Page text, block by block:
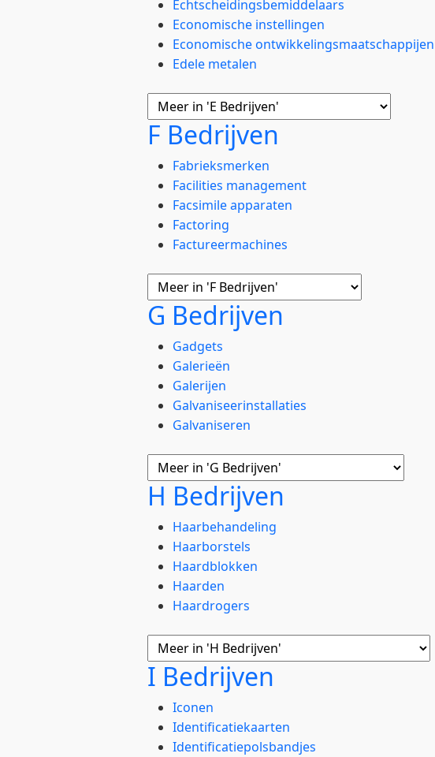
Echtscheidingsbemiddelaars
Economische instellingen
Economische ontwikkelingsmaatschappijen
Edele metalen
F Bedrijven
Fabrieksmerken
Facilities management
Facsimile apparaten
Factoring
Factureermachines
G Bedrijven
Gadgets
Galerieën
Galerijen
Galvaniseerinstallaties
Galvaniseren
H Bedrijven
Haarbehandeling
Haarborstels
Haardblokken
Haarden
Haardrogers
I Bedrijven
Iconen
Identificatiekaarten
Identificatiepolsbandjes